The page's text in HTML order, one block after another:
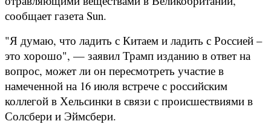
сообщает газета Sun.
"Я думаю, что ладить с Китаем и ладить с Россией –
это хорошо", — заявил Трамп изданию в ответ на
вопрос, может ли он пересмотреть участие в
намеченной на 16 июля встрече с российским
коллегой в Хельсинки в связи с происшествиями в
Солсбери и Эймсбери.